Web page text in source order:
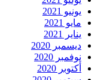
يونيو 2021
مايو 2021
يناير 2021
ديسمبر 2020
نوفمبر 2020
أكتوبر 2020